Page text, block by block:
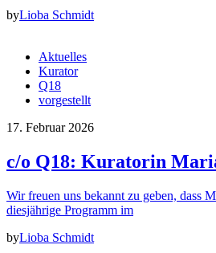
byLioba Schmidt
Aktuelles
Kurator
Q18
vorgestellt
17. Februar 2026
c/o Q18: Kuratorin
Wir freuen uns bekannt zu geben, dass
diesjährige Programm im
byLioba Schmidt